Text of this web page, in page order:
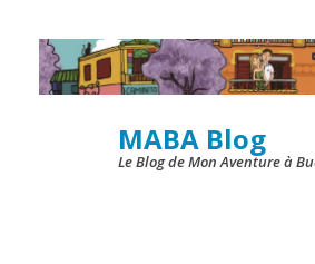
Skip
to
content
MABA Blog
Le Blog de Mon Aventure à